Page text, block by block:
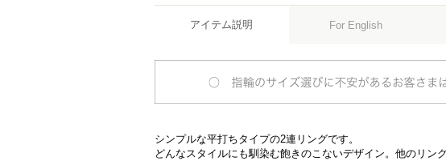
アイテム説明 For English
シンプルな平打ちタイプの2連リングです。
どんなスタイルにも馴染む飽きのこないデザイン。他のリン